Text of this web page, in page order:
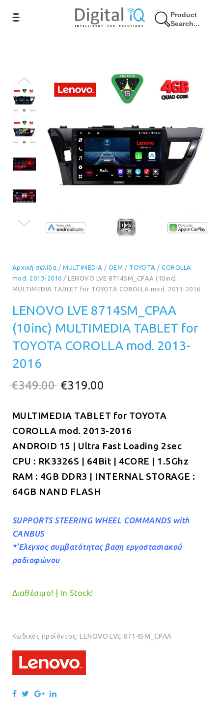
Product
Search...
9% Έκπτωση
Αρχική σελίδα / MULTIMEDIA / OEM / TOYOTA /COROLLA
mod. 2013-2016 / LENOVO LVE 8714SM_CPAA (10inc)
MULTIMEDIA TABLET for TOYOTA COROLLA mod. 2013-2016
LENOVO LVE 8714SM_CPAA
(10inc) MULTIMEDIA TABLET for
TOYOTA COROLLA mod. 2013-
2016
€349.00 Original
was:
€349.00.
€319.00
τιμή
είναι:
€319.00.
MULTIMEDIA TABLET for TOYOTA
COROLLA mod. 2013-2016
ANDROID 15 | Ultra Fast Loading 2sec
CPU : RK3326S | 64Bit | 4CORE | 1.5Ghz
RAM : 4GB DDR3 | INTERNAL STORAGE :
64GB NAND FLASH
SUPPORTS STEERING WHEEL COMMANDS with
CANBUS
*’Ελεγχος συμβατότητας βαση εργοστασιακού
ραδιοφώνου
Διαθέσιμο! | In Stock!
Κωδικός προϊόντος:LENOVO LVE 8714SM_CPAA